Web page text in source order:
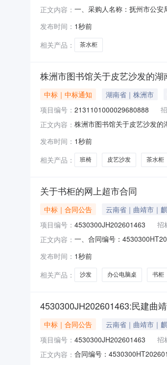
正文内容： 一、采购人名称：抚州市公
项：无八、联系方式1、采购
发布时间： 1秒前
相关产品：
茶水柜
株洲市图书馆关于皮艺沙发的
中标｜中标通知 湖南省｜株洲市
项目编号： 2131101000029680888
正文内容： 株洲市图书馆关于皮艺沙发
名称：株洲市图书馆采购单
发布时间： 1秒前
相关产品：
班椅 皮艺沙发 茶水柜
关于书柜的网上超市合同
中标｜合同公告 云南省｜曲靖市｜
项目编号： 4530300JH202601463 招
正文内容： 一、合同编号：
人（甲方）：中国共产党曲
麟区曲纺家具城联系方式：
发布时间： 1秒前
相关产品：
沙发 办公电脑桌 书柜
4530300JH202601463:民建曲
中标｜合同公告 云南省｜曲靖市｜
项目编号： 4530300JH202601463 招
正文内容： 合同编号：